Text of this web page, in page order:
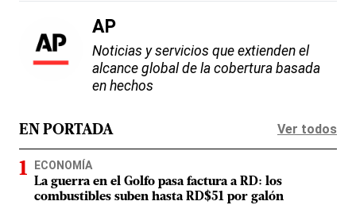
AP
Noticias y servicios que extienden el
alcance global de la cobertura basada
en hechos
EN PORTADA Ver todos
ECONOMÍA
La guerra en el Golfo pasa factura a RD: los
combustibles suben hasta RD$51 por galón